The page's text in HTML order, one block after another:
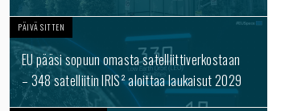
PÄIVÄ SITTEN
EU pääsi sopuun omasta satelliittiverkostaan
– 348 satelliitin IRIS² aloittaa laukaisut 2029